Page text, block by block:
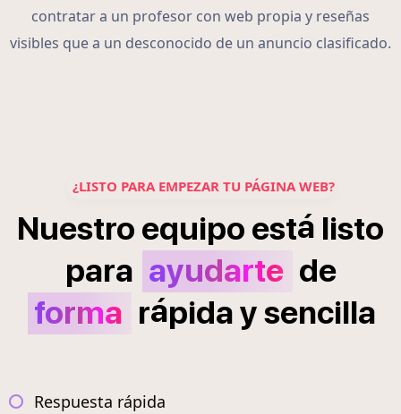
contratar a un profesor con web propia y reseñas
visibles que a un desconocido de un anuncio clasificado.
¿LISTO PARA EMPEZAR TU PÁGINA WEB?
Nuestro equipo está listo
para ayudarte de
forma rápidaysencilla
Respuesta rápida